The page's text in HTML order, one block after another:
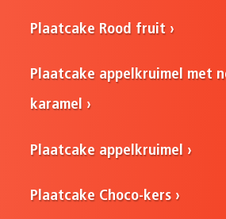
Plaatcake Rood fruit
Plaatcake appelkruimel met
karamel
Plaatcake appelkruimel
Plaatcake Choco-kers